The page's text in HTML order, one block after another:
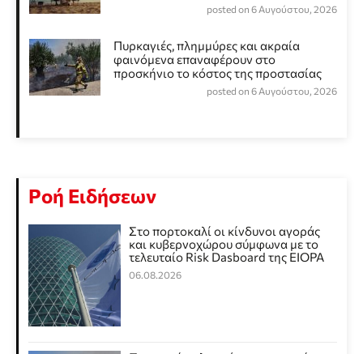
posted on 6 Αυγούστου, 2026
Πυρκαγιές, πλημμύρες και ακραία
φαινόμενα επαναφέρουν στο
προσκήνιο το κόστος της προστασίας
posted on 6 Αυγούστου, 2026
Ροή Ειδήσεων
Στο πορτοκαλί οι κίνδυνοι αγοράς
και κυβερνοχώρου σύμφωνα με το
τελευταίο Risk Dasboard της EIOPA
06.08.2026